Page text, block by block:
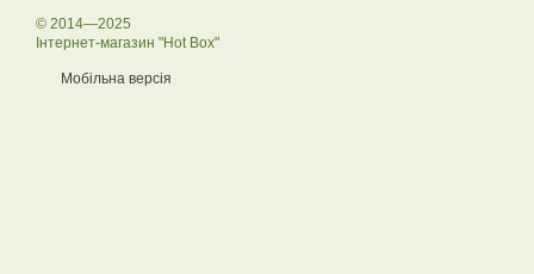
© 2014—2025
Інтернет-магазин "Hot Box"
Мобільна версія